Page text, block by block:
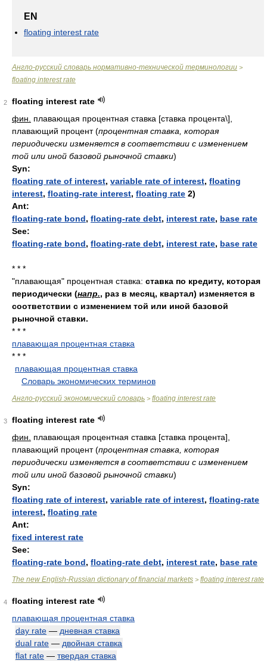
EN
floating interest rate
Англо-русский словарь нормативно-технической терминологии >
floating interest rate
2
floating interest rate
фин.
плавающая процентная ставка [ставка процента\],
плавающий процент(процентная ставка, которая
периодически изменяется в соответствии с изменением
той или иной базовой рыночной ставки)
Syn:
floating rate of interest, variable rate of interest, floating
interest, floating-rate interest, floating rate 2)
Ant:
floating-rate bond, floating-rate debt, interest rate, base rate
See:
floating-rate bond, floating-rate debt, interest rate, base rate
* * *
"плавающая" процентная ставка: ставка по кредиту, которая
периодически (напр., раз в месяц, квартал) изменяется в
соответствии с изменением той или иной базовой
рыночной ставки.
* * *
плавающая процентная ставка
* * *
плавающая процентная ставка
Словарь экономических терминов
Англо-русский экономический словарь > floating interest rate
3
floating interest rate
фин.
плавающая процентная ставка [ставка процента],
плавающий процент(процентная ставка, которая
периодически изменяется в соответствии с изменением
той или иной базовой рыночной ставки)
Syn:
floating rate of interest, variable rate of interest, floating-rate
interest, floating rate
Ant:
fixed interest rate
See:
floating-rate bond, floating-rate debt, interest rate, base rate
The new English-Russian dictionary of financial markets > floating interest rate
4
floating interest rate
плавающая процентная ставка
day rate — дневная ставка
dual rate — двойная ставка
flat rate — твердая ставка